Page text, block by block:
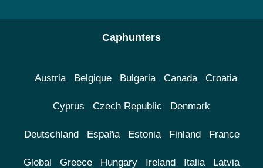
Caphunters
Austria Belgique Bulgaria Canada Croatia
Cyprus Czech Republic Denmark
Deutschland España Estonia Finland France
Global Greece Hungary Ireland Italia Latvia